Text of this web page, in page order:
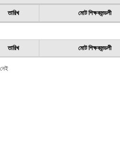
তারিখ মোট শিক্ষকমন্ডলী
তারিখ মোট শিক্ষকমন্ডলী